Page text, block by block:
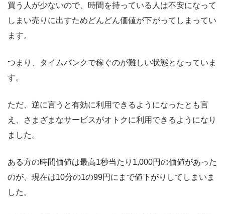
買う人が少ないので、時間を持っている人は不安になって
しまい売りに出すためどんどん価値が下がってしまってい
ます。
つまり、タイムバンクで稼ぐのが難しい状態となっていま
す。
ただ、逆に言うと有効に利用できるようになったとも言
え、さまざまなサービスがオトクに利用できるようになり
ました。
ある方の時間価値は最高1秒当たり1,000円の価値があった
のが、現在は10分の1の99円にまで値下がりしてしまいま
した。